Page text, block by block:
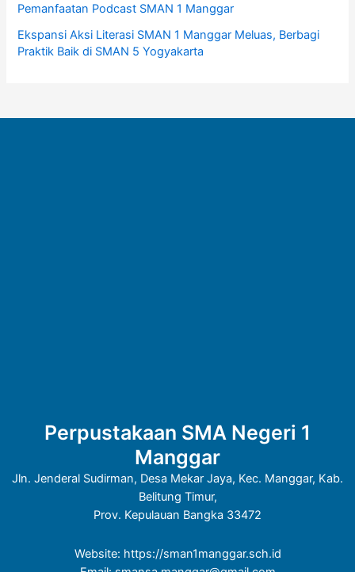
Pemanfaatan Podcast SMAN 1 Manggar
Ekspansi Aksi Literasi SMAN 1 Manggar Meluas, Berbagi
Praktik Baik di SMAN 5 Yogyakarta
Perpustakaan SMA Negeri 1
Manggar
Jln. Jenderal Sudirman, Desa Mekar Jaya, Kec. Manggar, Kab.
Belitung Timur,
Prov. Kepulauan Bangka 33472
Website: https://sman1manggar.sch.id